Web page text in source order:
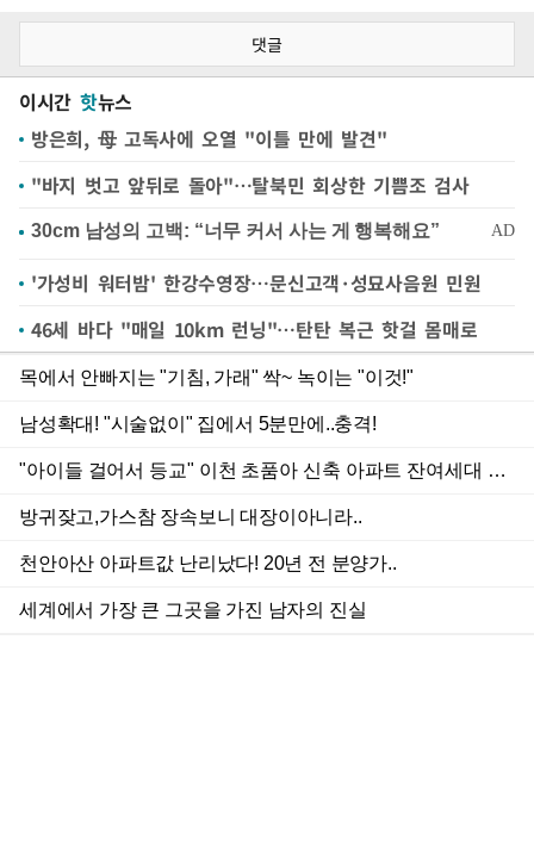
댓글
이시간 핫뉴스
방은희, 母 고독사에 오열 "이틀 만에 발견"
"바지 벗고 앞뒤로 돌아"…탈북민 회상한 기쁨조 검사
'가성비 워터밤' 한강수영장…문신고객·성묘사음원 민원
46세 바다 "매일 10km 런닝"…탄탄 복근 핫걸 몸매로